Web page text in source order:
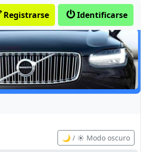
Identificarse
Registrarse
🌙 / ☀️ Modo oscuro